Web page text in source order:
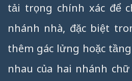
tải trọng chính xác để
nhánh nhà, đặc biệt
thêm gác lửng hoặc
nhau của hai nhánh